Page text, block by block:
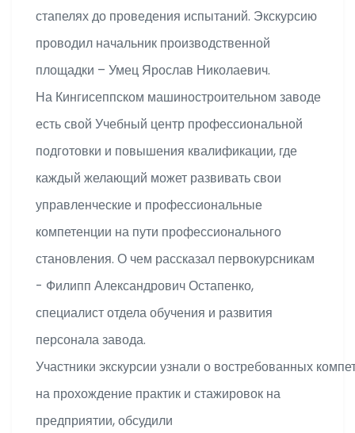
стапелях до проведения испытаний. Экскурсию
проводил начальник производственной
площадки – Умец Ярослав Николаевич.
На Кингисеппском машиностроительном заводе
есть свой Учебный центр профессиональной
подготовки и повышения квалификации, где
каждый желающий может развивать свои
управленческие и профессиональные
компетенции на пути профессионального
становления. О чем рассказал первокурсникам
- Филипп Александрович Остапенко,
специалист отдела обучения и развития
персонала завода.
Участники экскурсии узнали о востребованных
на прохождение практик и стажировок на
предприятии, обсудили